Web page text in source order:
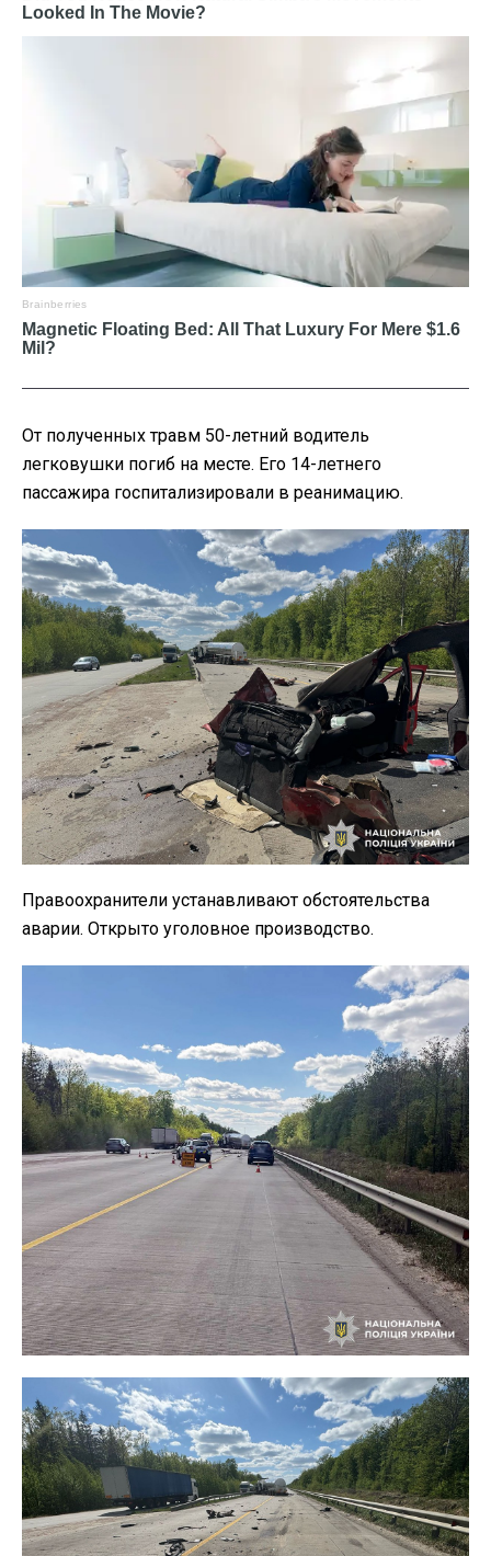
От полученных травм 50-летний водитель
легковушки погиб на месте. Его 14-летнего
пассажира госпитализировали в реанимацию.
Правоохранители устанавливают обстоятельства
аварии. Открыто уголовное производство.